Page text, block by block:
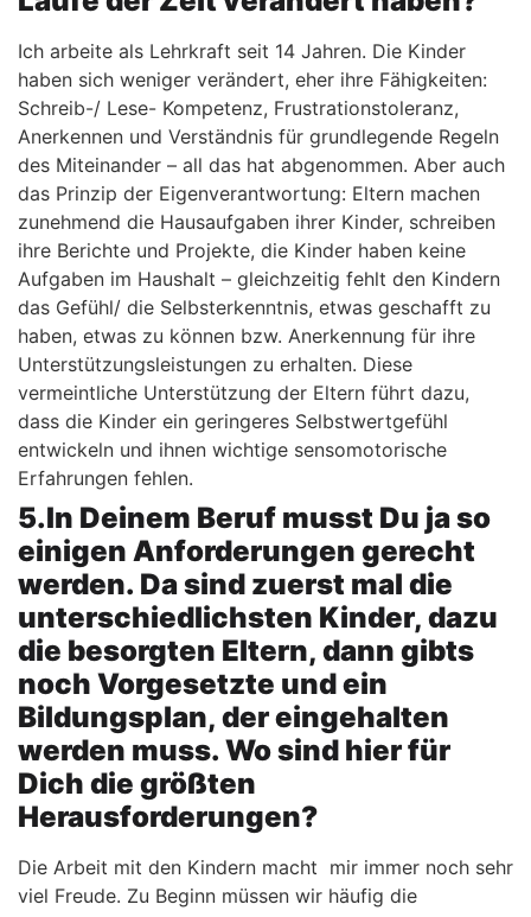
Ich arbeite als Lehrkraft seit 14 Jahren. Die Kinder
haben sich weniger verändert, eher ihre Fähigkeiten:
Schreib-/ Lese- Kompetenz, Frustrationstoleranz,
Anerkennen und Verständnis für grundlegende Regeln
des Miteinander – all das hat abgenommen. Aber auch
das Prinzip der Eigenverantwortung: Eltern machen
zunehmend die Hausaufgaben ihrer Kinder, schreiben
ihre Berichte und Projekte, die Kinder haben keine
Aufgaben im Haushalt – gleichzeitig fehlt den Kindern
das Gefühl/ die Selbsterkenntnis, etwas geschafft zu
haben, etwas zu können bzw. Anerkennung für ihre
Unterstützungsleistungen zu erhalten. Diese
vermeintliche Unterstützung der Eltern führt dazu,
dass die Kinder ein geringeres Selbstwertgefühl
entwickeln und ihnen wichtige sensomotorische
Erfahrungen fehlen.
5.In Deinem Beruf musst Du ja so
einigen Anforderungen gerecht
werden. Da sind zuerst mal die
unterschiedlichsten Kinder, dazu
die besorgten Eltern, dann gibts
noch Vorgesetzte und ein
Bildungsplan, der eingehalten
werden muss. Wo sind hier für
Dich die größten
Herausforderungen?
Die Arbeit mit den Kindern macht mir immer noch sehr
viel Freude. Zu Beginn müssen wir häufig die